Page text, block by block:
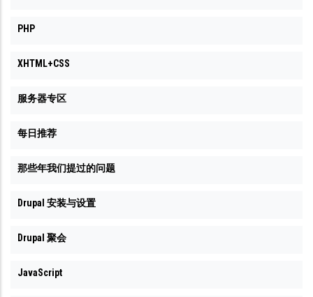
PHP
XHTML+CSS
服务器专区
每日推荐
那些年我们提过的问题
Drupal 安装与设置
Drupal 聚会
JavaScript